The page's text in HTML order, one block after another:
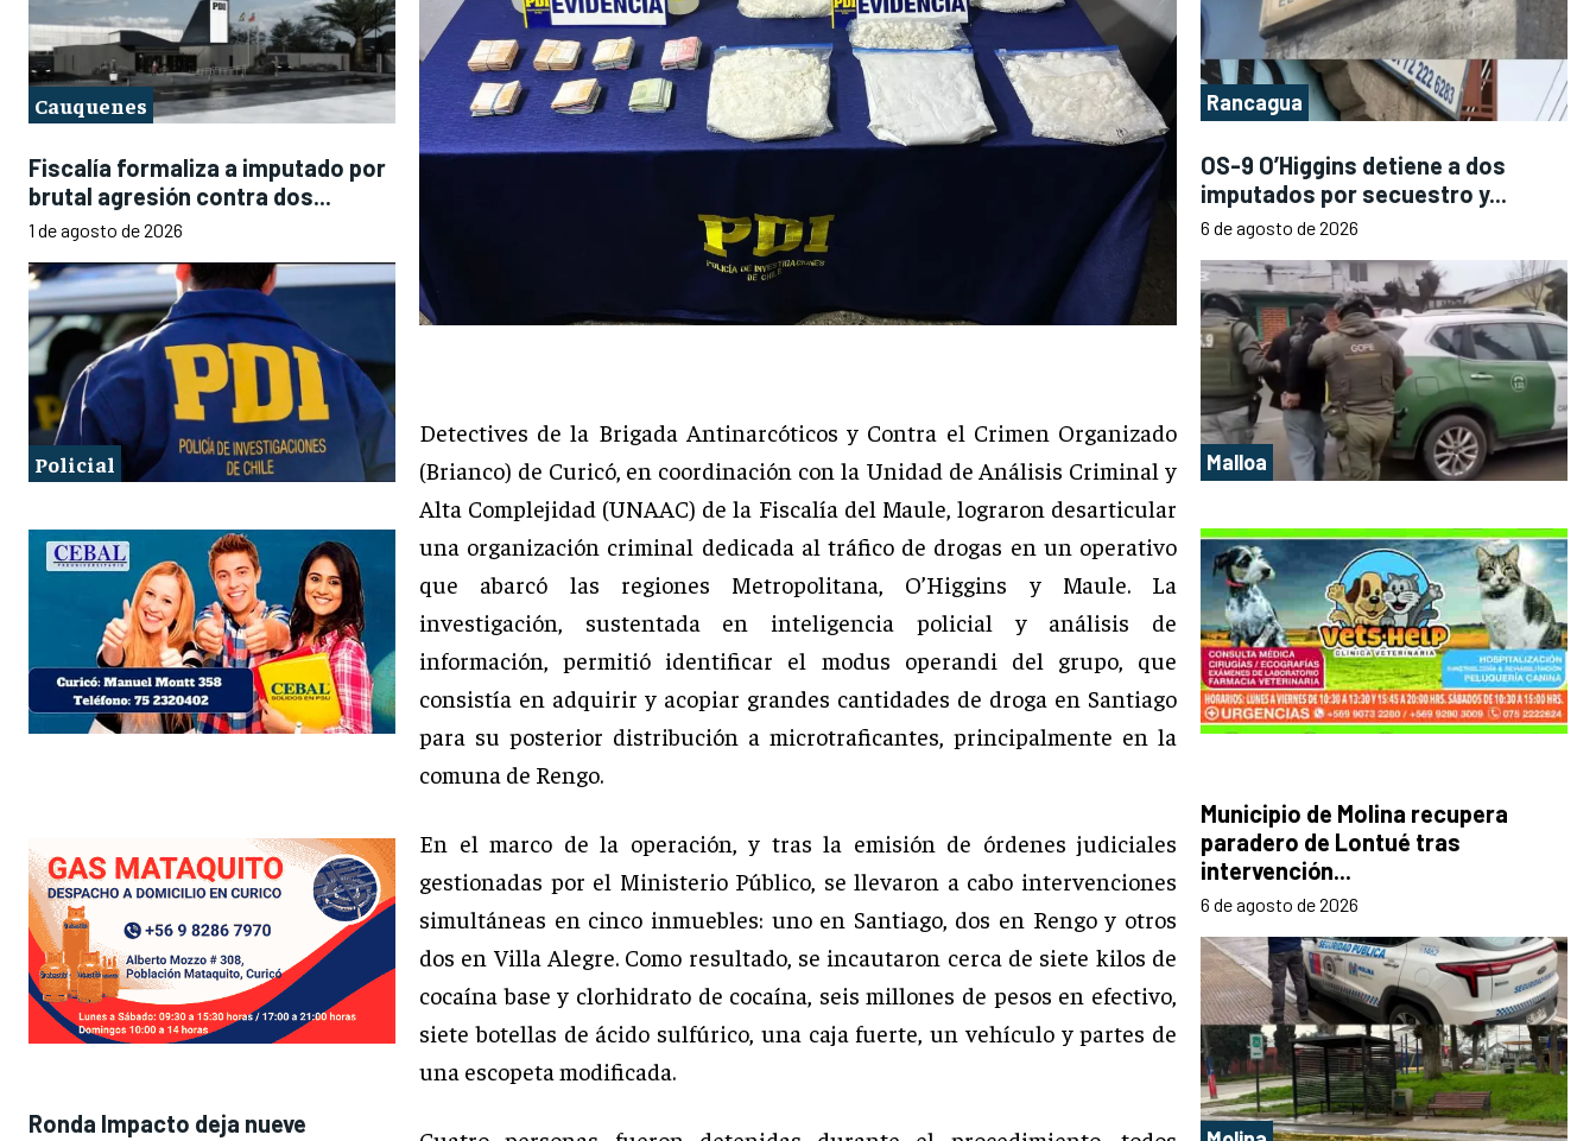
Cauquenes
Fiscalía formaliza a imputado por
brutal agresión contra dos...
1 de agosto de 2026
Policial
Ronda Impacto deja nueve
Detectives de la Brigada Antinarcóticos y Contra el Crimen Organizado
(Brianco) de Curicó, en coordinación con la Unidad de Análisis Criminal y
Alta Complejidad (UNAAC) de la Fiscalía del Maule, lograron desarticular
una organización criminal dedicada al tráfico de drogas en un operativo
que abarcó las regiones Metropolitana, O’Higgins y Maule. La
investigación, sustentada en inteligencia policial y análisis de
información, permitió identificar el modus operandi del grupo, que
consistía en adquirir y acopiar grandes cantidades de droga en Santiago
para su posterior distribución a microtraficantes, principalmente en la
comuna de Rengo.
En el marco de la operación, y tras la emisión de órdenes judiciales
gestionadas por el Ministerio Público, se llevaron a cabo intervenciones
simultáneas en cinco inmuebles: uno en Santiago, dos en Rengo y otros
dos en Villa Alegre. Como resultado, se incautaron cerca de siete kilos de
cocaína base y clorhidrato de cocaína, seis millones de pesos en efectivo,
siete botellas de ácido sulfúrico, una caja fuerte, un vehículo y partes de
una escopeta modificada.
Rancagua
OS-9 O’Higgins detiene a dos
imputados por secuestro y...
6 de agosto de 2026
Malloa
Municipio de Molina recupera
paradero de Lontué tras
intervención...
6 de agosto de 2026